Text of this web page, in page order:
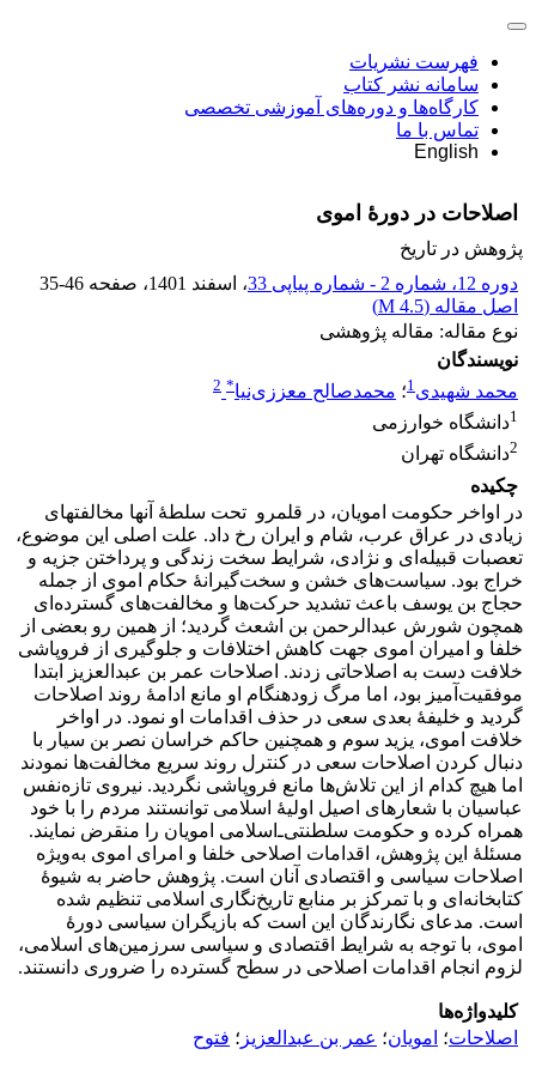
فهرست نشریات
سامانه نشر کتاب
کارگاه‌ها و دوره‌های آموزشی تخصصی
تماس با ما
English
اصلاحات در دورۀ اموی
پژوهش در تاریخ
دوره 12، شماره 2 - شماره پیاپی 33
، اسفند 1401 ، صفحه 35-46
اصل مقاله (4.5 M
)
نوع مقاله: مقاله پژوهشی
نویسندگان
محمد شهیدی1؛ محمدصالح معززی‌نیا*
2
1دانشگاه خوارزمی
2دانشگاه تهران
چکیده
در اواخر حکومت امویان، در قلمرو تحت سلطۀ آنها مخالفت‏های
زیادی در عراق عرب، شام و ایران رخ داد. علت اصلی این موضوع،
تعصبات قبیله‌ای و نژادی، شرایط سخت زندگی و پرداختن جزیه و
خراج بود. سیاست‌های خشن و سخت‌گیرانۀ حکام اموی از جمله
حجاج بن یوسف باعث تشدید حرکت‌ها و مخالفت‌های گسترده‌ای
همچون شورش عبدالرحمن بن اشعث گردید؛ از همین رو بعضی از
خلفا و امیران اموی جهت کاهش اختلافات و جلوگیری از فروپاشی
خلافت دست به اصلاحاتی زدند. اصلاحات عمر بن ‌عبدالعزیز ابتدا
موفقیت‌آمیز بود، اما مرگ زودهنگام او مانع ادامۀ روند اصلاحات
گردید و خلیفۀ بعدی سعی در حذف اقدامات او نمود. در اواخر
خلافت اموی، یزید سوم و همچنین حاکم خراسان نصر بن سیار با
دنبال کردن اصلاحات سعی در کنترل روند سریع مخالفت‌ها نمودند
اما هیچ کدام از این تلاش‌‌ها مانع فروپاشی نگردید. نیروی تازه‌نفس
عباسیان با شعارهای اصیل اولیۀ اسلامی توانستند مردم را با خود
همراه کرده و حکومت سلطنتی‌ـ‌اسلامی امویان را منقرض نمایند.
مسئلۀ این پژوهش، اقدامات اصلاحی خلفا و امرای اموی به‌ویژه
اصلاحات سیاسی و اقتصادی آنان است. پژوهش حاضر به شیوۀ
کتابخانه‌ای و با تمرکز بر منابع تاریخ‌نگاری اسلامی تنظیم شده
است. مدعای نگارندگان این است که بازیگران سیاسی دورۀ
اموی، با توجه به شرایط اقتصادی و سیاسی سرزمین‌های اسلامی،
لزوم انجام اقدامات اصلاحی در سطح گسترده را ضروری دانستند.
کلیدواژه‌ها
اصلاحات؛ امویان؛ عمر بن عبدالعزیز ؛ فتوح